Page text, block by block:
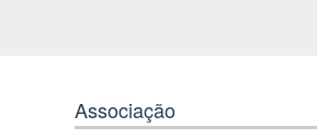
Associação